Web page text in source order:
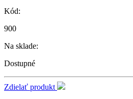
Kód:
900
Na sklade:
Dostupné
Zdielať produkt